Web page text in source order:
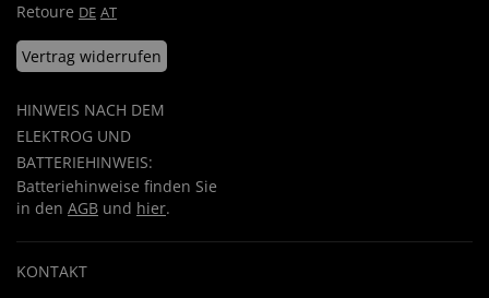
Retoure DE AT
Vertrag widerrufen
HINWEIS NACH DEM
ELEKTROG UND
BATTERIEHINWEIS:
Batteriehinweise finden Sie
in den AGB und hier.
KONTAKT